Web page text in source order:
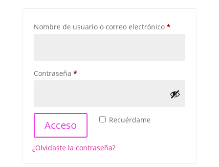
Nombre de usuario o correo electrónico *Obligatorio
Contraseña *Obligatorio
Recuérdame
Acceso
¿Olvidaste la contraseña?